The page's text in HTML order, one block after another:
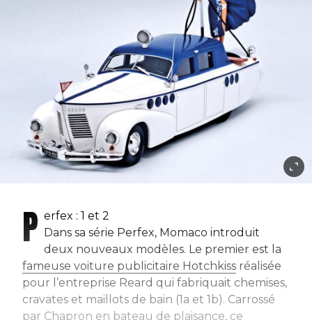
P erfex : 1 et 2
Dans sa série Perfex, Momaco introduit
deux nouveaux modèles. Le premier est la
fameuse voiture publicitaire Hotchkiss réalisée
pour l’entreprise Reard qui fabriquait chemises,
cravates et maillots de bain (1a et 1b). Carrossé
par Chapron en bateau de plaisance, ce